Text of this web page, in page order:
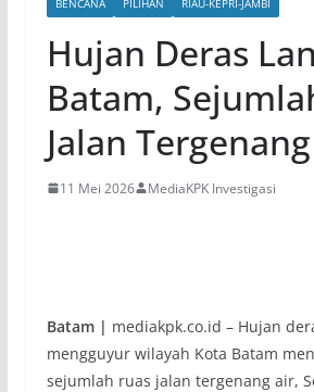
BENCANA PILIHAN RIAU-KEPRI-JAMBI
Hujan Deras
Batam,
Jalan
11 Mei 2026 MediaKPK Investigasi
Batam | mediakpk.co.id – Hujan
mengguyur wilayah Kota Batam
sejumlah ruas jalan tergenang air,